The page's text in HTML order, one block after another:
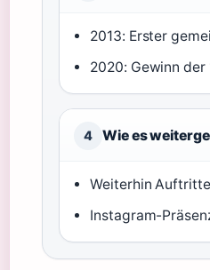
2013: Erster
2020: Gewinn der
4 Wie es
Weiterhin
Instagram-